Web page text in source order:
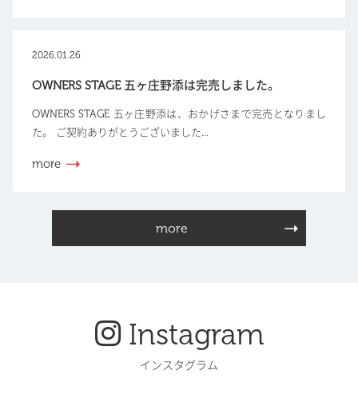
2026.01.26
OWNERS STAGE 五ヶ庄野添は完売しました。
OWNERS STAGE 五ヶ庄野添は、おかげさまで完売となりまし
た。 ご契約ありがとうございました...
more
more
Instagram
インスタグラム